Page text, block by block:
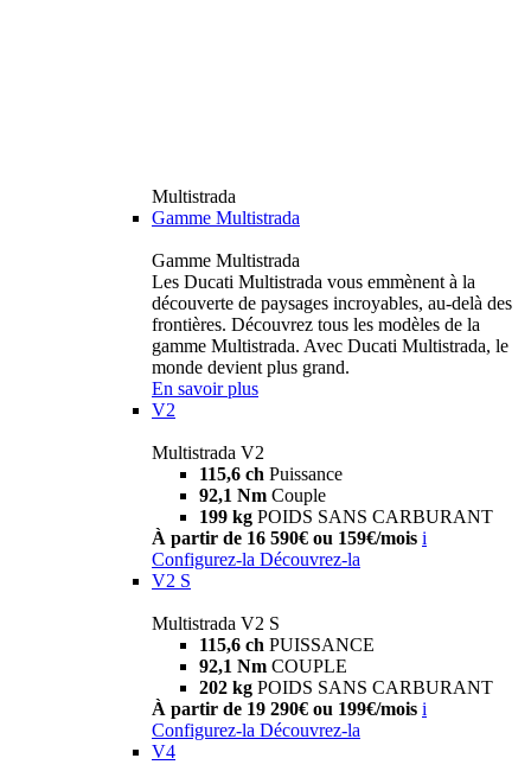
Multistrada
Gamme Multistrada
Gamme Multistrada
Les Ducati Multistrada vous emmènent à la
découverte de paysages incroyables, au-delà des
frontières. Découvrez tous les modèles de la
gamme Multistrada. Avec Ducati Multistrada, le
monde devient plus grand.
En savoir plus
V2
Multistrada V2
115,6 ch Puissance
92,1 Nm Couple
199 kg POIDS SANS CARBURANT
À partir de 16 590€ ou 159€/mois i
Configurez-la Découvrez-la
V2 S
Multistrada V2 S
115,6 ch PUISSANCE
92,1 Nm COUPLE
202 kg POIDS SANS CARBURANT
À partir de 19 290€ ou 199€/mois i
Configurez-la Découvrez-la
V4